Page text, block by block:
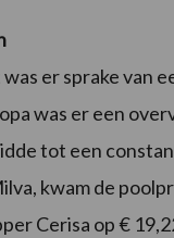
er sprake van
was er een
tot een
kwam de
Cerisa op €